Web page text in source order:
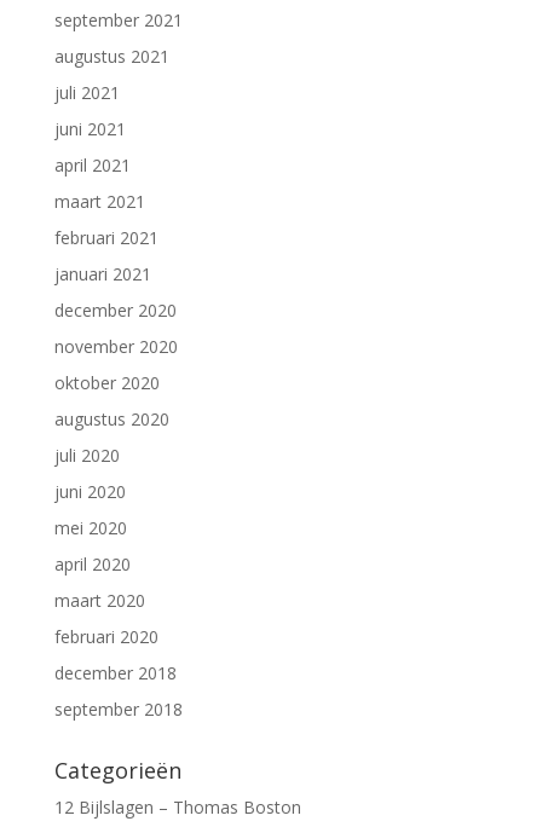
september 2021
augustus 2021
juli 2021
juni 2021
april 2021
maart 2021
februari 2021
januari 2021
december 2020
november 2020
oktober 2020
augustus 2020
juli 2020
juni 2020
mei 2020
april 2020
maart 2020
februari 2020
december 2018
september 2018
Categorieën
12 Bijlslagen – Thomas Boston